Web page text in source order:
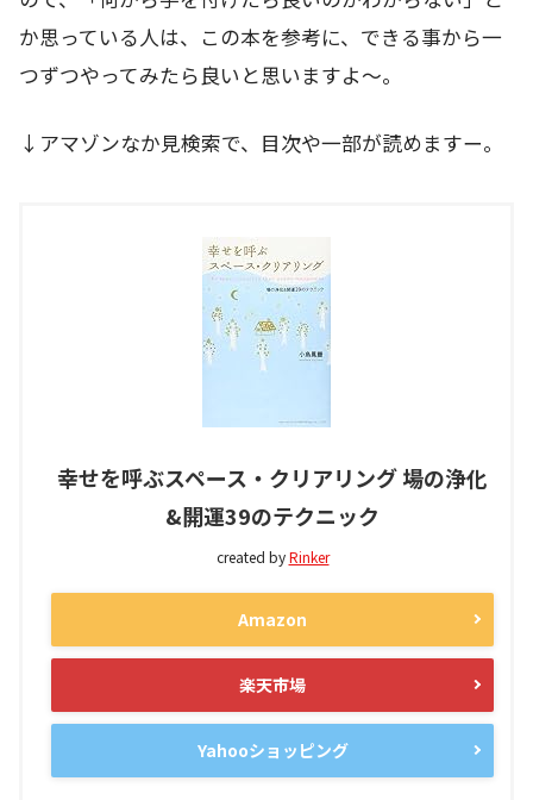
か思っている人は、この本を参考に、できる事から一
つずつやってみたら良いと思いますよ～。
↓アマゾンなか見検索で、目次や一部が読めますー。
幸せを呼ぶスペース・クリアリング 場の浄化
&開運39のテクニック
created byRinker
Amazon
楽天市場
Yahooショッピング